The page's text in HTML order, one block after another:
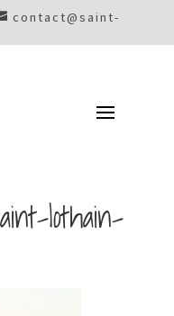
contact@saint-
lothain-